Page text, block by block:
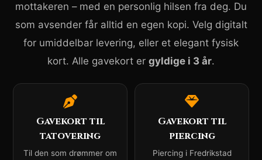
mottakeren – med en personlig hilsen fra deg. Du
som avsender får alltid en egen kopi. Velg digitalt
for umiddelbar levering, eller et elegant fysisk
kort. Alle gavekort er gyldige i 3 år.
Gavekort til
tatovering
Til den som drømmer om
Gavekort til
piercing
Piercing i Fredrikstad